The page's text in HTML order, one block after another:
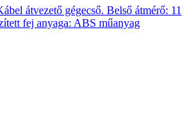
átvezető gégecső. Belső átmérő: 11
fej anyaga: ABS műanyag